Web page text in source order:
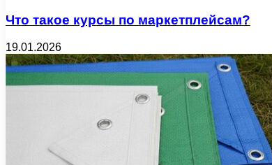
Что такое курсы по маркетплейсам?
19.01.2026